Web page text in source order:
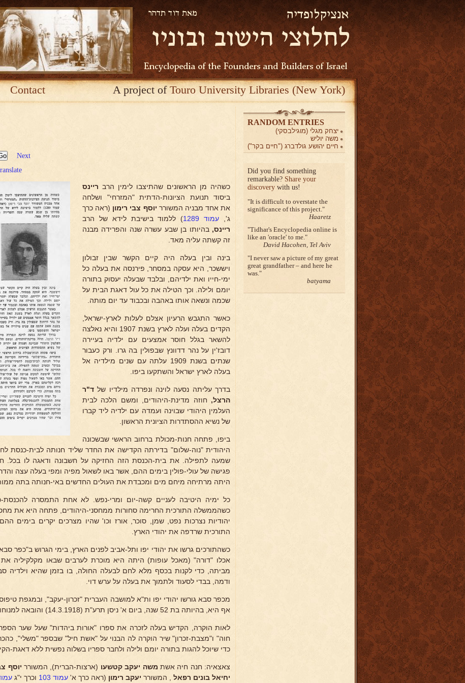
Contact A project ofTouro University Libraries (New York)
Next
כשהיה מן הראשונים שהתיצבו לימין הרב ריינס
ביסוד תנועת הציונות-הדתית "המזרחי" ושלחה
את אחד מבניה המשורר יוסף צבי רימון (ראה כרך
ג', עמוד 1289
) ללמוד בישיבת לידא של הרב
ריינס, בהיותו בן שבע עשרה שנה והפרידה מבנה
זה קשתה עליה מאד.
בינה ובין בעלה היה קיים הקשר שבין זבולון
ויששכר, היא עסקה במסחר, פירנסה את בעלה כל
ימי-חייו ואת ילדיהם, ובלבד שבעלה יעסוק בתורה
יומם ולילה. וכך הטילה את כל עול דאגת הבית על
שכמה ונשאה אותו באהבה ובכבוד עד יום מותה.
כאשר התגבש הרעיון אצלם לעלות לארץ-ישראל,
הקדים בעלה ועלה לארץ בשנת 1907 והיא נאלצה
להשאר בגלל חוסר אמצעים עם ילדיה בעיירה
דובז'ין על נהר דדוונץ שבפולין בה גרו. ורק כעבור
שנתים בשנת 1909 עלתה עם שנים מילדיה אל
בעלה לארץ ישראל והשתקעו ביפו.
בדרך עליתה נסעה לוינה ונפרדה מילדיו של ד"ר
הרצל, חוזה מדינת-היהודים, ומשם הלכה לבית
העלמין היהודי שבוינה ועמדה עם ילדיה ליד קברו
של נשיא ההסתדרות הציונית הראשון.
ביפו, פתחה חנות-מכולת ברחוב הראשי שבשכונה
היהודית "נוה-שלום" בדירתה הקדישה את החדר שליד חנותה לבית-כנסת
שמעה לתפילה. את בית-הכנסת הזה החזיקה על חשבונה ודאגה לו בכל.
פגישה של עולי-פולין בימים ההם, אשר באו לשאול מפיה ומפי בעלה עצה
היתה מרתיחה מיחם מים ומכבדת את העולים החדשים באי-חנותה בתה
כל ימיה היטיבה לעניים קשה-יום ומרי-נפש. לא אחת התמסרה
כשהממשלה התורכית החרימה סחורות ממחסני-היהודים, פתחה היא את
יהודיות נצרכות נפט, שמן, סוכר, אורז וכו' שהיו מצרכים יקרים בימים
התורכית שרדפה את יהודי הארץ.
כשהתורכים גרשו את יהודי יפו ותל-אביב לפנים הארץ, בימי הגרוש ב"כפר
אכלו "דורה" (מאכל עופות) היתה היא מוכרת לערבים שבאו מקלקיליה
מביתה, כדי לקנות בכסף מלא לחם לבעלה החולה, בו בזמן שהיא וילדיה
ודמה, בבדי לסעוד ולתמוך את בעלה על ערש דוי.
מכפר סבא גורשו יהודי יפו ות"א למושבה העברית "זכרון-יעקב", ובמגפת
אף היא, בהיותה בת 52 שנה, ביום א' ניסן תרע"ת (14.3.1918) והובאה למנוחות בביתהעלמין שבזכרון-יעקב.
לאות הוקרה, הקדיש בעלה לזכרה את ספרו "אורות ביהדות" שעל שער
חוה" ו"מצבת-זכרון" שיר הוקרה לה הבנוי על "אשת חיל" שבספר "משלי",
כדי שיוכל להגות בתורה יומם ולילה ולחבר ספריו בשלוה נפשית ללא דאגת-
צאצאיה: חנה חיה אשת משה יעקב קטשעו (ארצות-הברית), המשורר יוסף
יחיאל בונים רפאל , המשורר יעקב רימון (ראה כרך א' עמוד 103 וכרך י"ג עמוד
RANDOM ENTRIES
יצחק מגלי (מוגילבסקי)
משה יוליש
חיים יהושע גולדברג ("חיים בקר")
Did you find something
remarkable? Share your
discovery with us!
It is difficult to overstate the
significance of this project.
Haaretz
Tidhar's Encyclopedia online is
like an 'oracle' to me.
David Hacohen, Tel Aviv
I never saw a picture of my great
great grandfather – and here he
was.
batyama